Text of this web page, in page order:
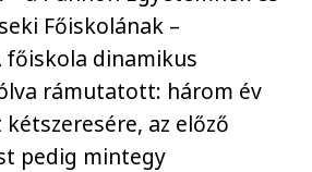
Főiskolának –
főiskola dinamikus
rámutatott: három év
az előző
pedig mintegy